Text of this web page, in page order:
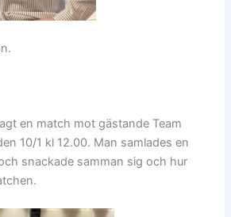
en match mot gästande Team
10/1 kl 12.00. Man samlades en
snackade samman sig och hur